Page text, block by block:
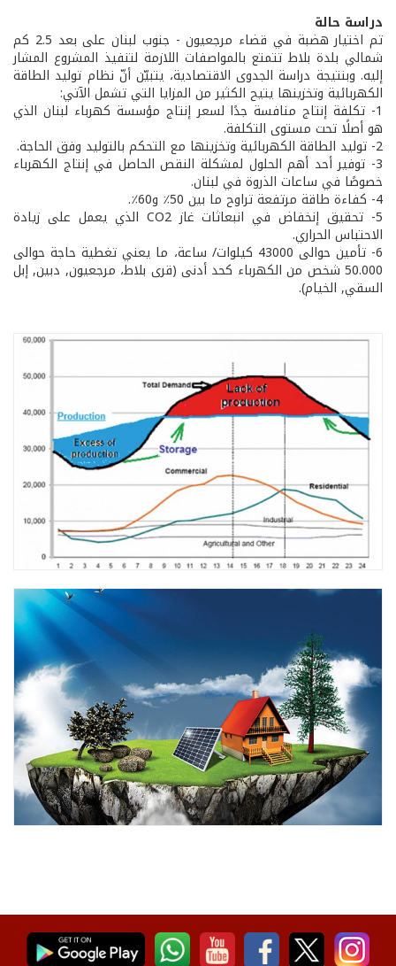
دراسة حالة
تم اختيار هضبة في قضاء مرجعيون - جنوب لبنان على بعد 2.5 كم
شمالي بلدة بلاط تتمتع بالمواصفات اللازمة لتنفيذ المشروع المشار
إليه. وبنتيجة دراسة الجدوى الاقتصادية، يتبيّن أنّ نظام توليد الطاقة
الكهربائية وتخزينها يتيح الكثير من المزايا التي تشمل الآتي:
1- تكلفة إنتاج منافسة جدًا لسعر إنتاج مؤسسة كهرباء لبنان الذي
هو أصلًا تحت مستوى التكلفة.
2- توليد الطاقة الكهربائية وتخزينها مع التحكم بالتوليد وفق الحاجة.
3- توفير أحد أهم الحلول لمشكلة النقص الحاصل في إنتاج الكهرباء
خصوصًا في ساعات الذروة في لبنان.
4- كفاءة طاقة مرتفعة تراوح ما بين 50٪ و60٪.
5- تحقيق إنخفاض في انبعاثات غاز CO2 الذي يعمل على زيادة
الاحتباس الحراري.
6- تأمين حوالى 43000 كيلوات/ ساعة، ما يعني تغطية حاجة حوالى
50.000 شخص من الكهرباء كحد أدنى (قرى بلاط، مرجعيون, دبين, إبل
السقي, الخيام).